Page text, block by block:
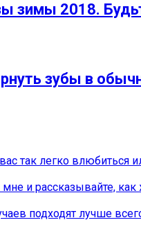
зимы 2018.
зубы в
так легко влюбиться
и рассказывайте,
подходят лучше